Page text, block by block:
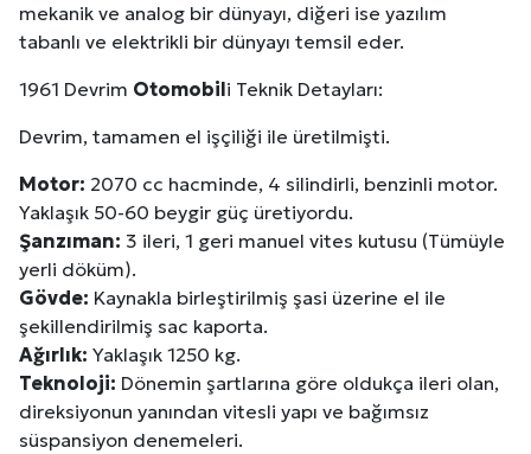
mekanik ve analog bir dünyayı, diğeri ise yazılım
tabanlı ve elektrikli bir dünyayı temsil eder.
1961 Devrim Otomobili Teknik Detayları:
Devrim, tamamen el işçiliği ile üretilmişti.
Motor: 2070 cc hacminde, 4 silindirli, benzinli motor.
Yaklaşık 50-60 beygir güç üretiyordu.
Şanzıman: 3 ileri, 1 geri manuel vites kutusu (Tümüyle
yerli döküm).
Gövde: Kaynakla birleştirilmiş şasi üzerine el ile
şekillendirilmiş sac kaporta.
Ağırlık: Yaklaşık 1250 kg.
Teknoloji: Dönemin şartlarına göre oldukça ileri olan,
direksiyonun yanından vitesli yapı ve bağımsız
süspansiyon denemeleri.